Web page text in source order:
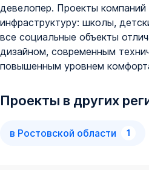
девелопер. Проекты
инфраструктуру: школы,
все социальные объекты
дизайном, современным
повышенным уровнем
Проекты в других
в Ростовской области 1